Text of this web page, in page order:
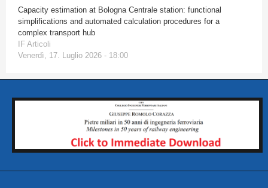
Capacity estimation at Bologna Centrale station: functional
simplifications and automated calculation procedures for a
complex transport hub
IF Articoli
Venerdì, 17. Luglio 2026 - 18:00